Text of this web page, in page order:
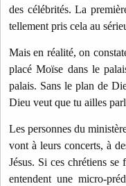
des célébrités. La
tellement pris cela au
Mais en réalité, on
placé Moïse dans le
palais. Sans le plan de
Dieu veut que tu ailles
Les personnes du
vont à leurs concerts, à
Jésus. Si ces chrétiens se
entendent une micro-